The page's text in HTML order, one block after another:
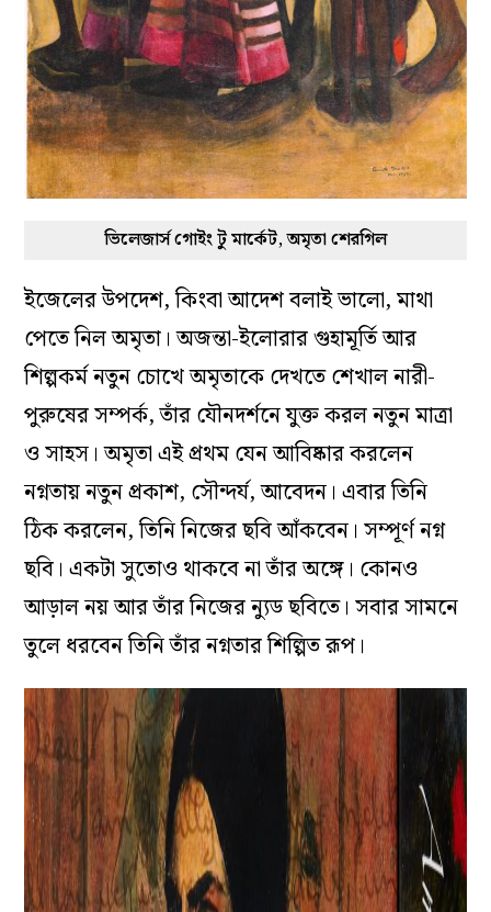
ভিলেজার্স গোইং টু মার্কেট, অমৃতা শেরগিল
ইজেলের উপদেশ, কিংবা আদেশ বলাই ভালো, মাথা
পেতে নিল অমৃতা। অজন্তা-ইলোরার গুহামূর্তি আর
শিল্পকর্ম নতুন চোখে অমৃতাকে দেখতে শেখাল নারী-
পুরুষের সম্পর্ক, তাঁর যৌনদর্শনে যুক্ত করল নতুন মাত্রা
ও সাহস। অমৃতা এই প্রথম যেন আবিষ্কার করলেন
নগ্নতায় নতুন প্রকাশ, সৌন্দর্য, আবেদন। এবার তিনি
ঠিক করলেন, তিনি নিজের ছবি আঁকবেন। সম্পূর্ণ নগ্ন
ছবি। একটা সুতোও থাকবে না তাঁর অঙ্গে। কোনও
আড়াল নয় আর তাঁর নিজের ন্যুড ছবিতে। সবার সামনে
তুলে ধরবেন তিনি তাঁর নগ্নতার শিল্পিত রূপ।